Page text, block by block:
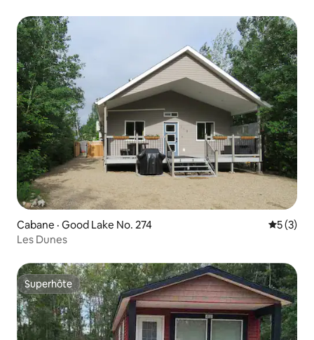
Cabane · Good Lake No. 274 Note
5 (3)
Les Dunes
Superhôte
Superhôte